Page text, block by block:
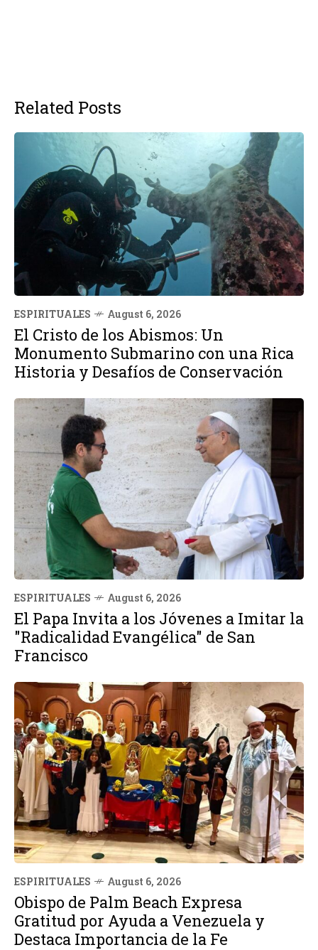
Related Posts
ESPIRITUALES August 6, 2026
El Cristo de los Abismos: Un
Monumento Submarino con una Rica
Historia y Desafíos de Conservación
ESPIRITUALES August 6, 2026
El Papa Invita a los Jóvenes a Imitar la
"Radicalidad Evangélica" de San
Francisco
ESPIRITUALES August 6, 2026
Obispo de Palm Beach Expresa
Gratitud por Ayuda a Venezuela y
Destaca Importancia de la Fe